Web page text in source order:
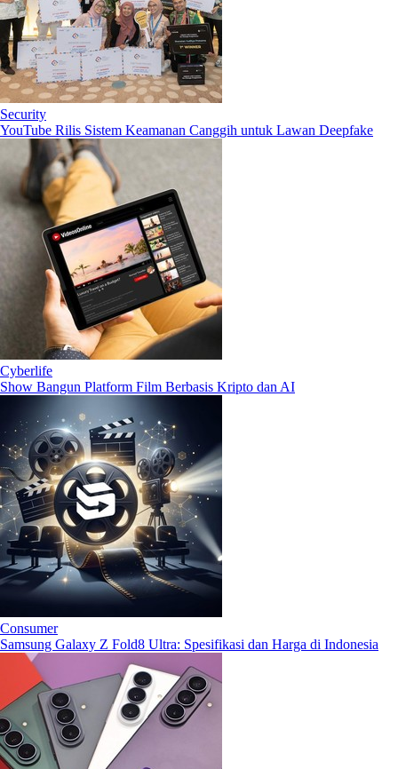
Security
YouTube Rilis Sistem Keamanan Canggih untuk Lawan Deepfake
Cyberlife
Show Bangun Platform Film Berbasis Kripto dan AI
Consumer
Samsung Galaxy Z Fold8 Ultra: Spesifikasi dan Harga di Indonesia